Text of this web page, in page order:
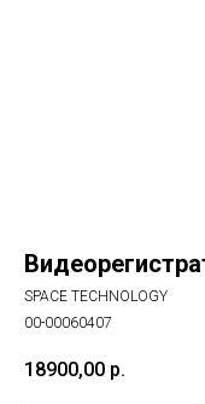
SPACE TECHNOLOGY
00-00060407
18900,00 р.